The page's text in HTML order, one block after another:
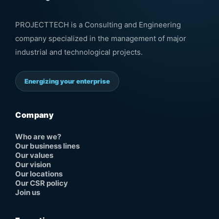
PROJECTTECH is a Consulting and Engineering
company specialized in the management of major
industrial and technological projects.
Energizing your enterprise
Company
Who are we?
Our business lines
Our values
Our vision
Our locations
Our CSR policy
Join us